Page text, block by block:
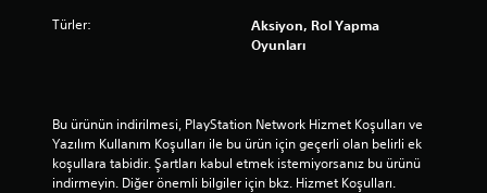
Türler:
Aksiyon, Rol Yapma
Oyunları
Bu ürünün indirilmesi, PlayStation Network Hizmet Koşulları ve
Yazılım Kullanım Koşulları ile bu ürün için geçerli olan belirli ek
koşullara tabidir. Şartları kabul etmek istemiyorsanız bu ürünü
indirmeyin. Diğer önemli bilgiler için bkz. Hizmet Koşulları.